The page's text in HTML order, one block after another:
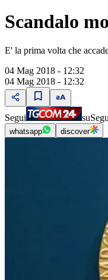
Scandalo
E' la prima volta che
04 Mag 2018 - 12:32
04 Mag 2018 - 12:32
Segui su
whatsapp discover